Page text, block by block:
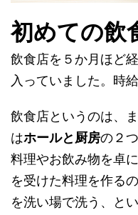
初めての飲
飲食店を５か月ほど
入っていました。時
飲食店というのは、
はホールと厨房の２
料理やお飲み物を卓
を受けた料理を作る
を洗い場で洗う、と